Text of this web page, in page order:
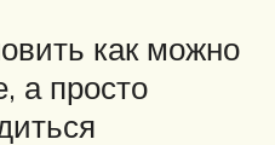
как можно
а просто